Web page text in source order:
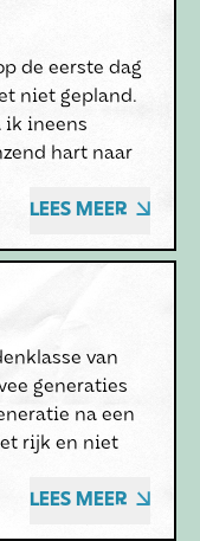
de eerste dag
niet gepland.
ik ineens
hart naar
LEES MEER
van
generaties
na een
rijk en niet
LEES MEER